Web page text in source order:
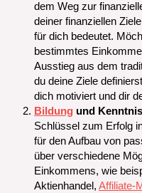
dem Weg zur
deiner finanziellen
für dich bedeutet.
bestimmtes
Ausstieg aus dem
du deine Ziele
dich motiviert und dir
Bildung und
Schlüssel zum Erfolg
für den Aufbau von
über verschiedene
Einkommens, wie
Aktienhandel, Affiliate-